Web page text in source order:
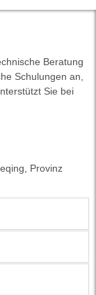
Beratung
Schulungen an,
Sie bei
Provinz